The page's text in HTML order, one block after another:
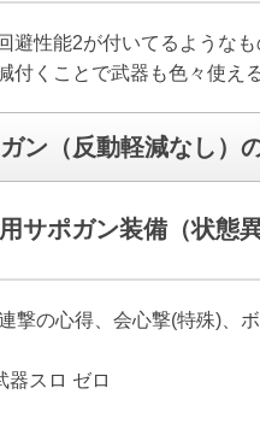
避性能2が付いてるようなも
付くことで武器も色々使え
ン（反動軽減なし）
サポガン装備（状態
撃の心得、会心撃(特殊)、
器スロ ゼロ